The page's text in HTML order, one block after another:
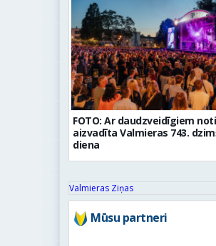
FOTO: Ar daudzveidīgiem
aizvadīta Valmieras 743.
diena
Valmieras Ziņas
Mūsu partneri